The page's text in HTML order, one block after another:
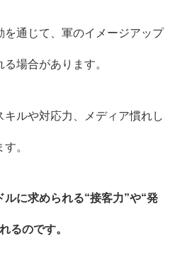
を通じて、軍のイメージアップ
場合があります。
キルや対応力、メディア慣れし
。
に求められる“接客力”や“発
るのです。